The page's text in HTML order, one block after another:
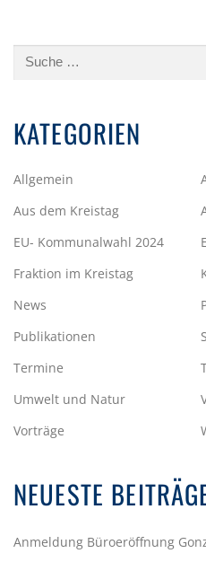
Suche
KATEGORIEN
Allgemein
Aus dem Kreistag
EU- Kommunalwahl 2024
Fraktion im Kreistag
News
Publikationen
Termine
Umwelt und Natur
Vorträge
NEUESTE
Anmeldung Büroeröffnung